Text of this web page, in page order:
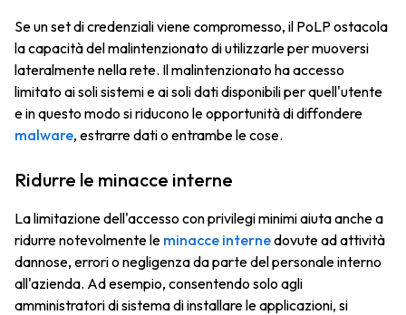
Se un set di credenziali viene compromesso, il PoLP ostacola
la capacità del malintenzionato di utilizzarle per muoversi
lateralmente nella rete. Il malintenzionato ha accesso
limitato ai soli sistemi e ai soli dati disponibili per quell'utente
e in questo modo si riducono le opportunità di diffondere
malware, estrarre dati o entrambe le cose.
Ridurre le minacce interne
La limitazione dell'accesso con privilegi minimi aiuta anche a
ridurre notevolmente le minacce internedovute ad attività
dannose, errori o negligenza da parte del personale interno
all'azienda. Ad esempio, consentendo solo agli
amministratori di sistema di installare le applicazioni, si